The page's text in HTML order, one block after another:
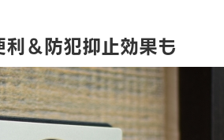
＆防犯抑止効果も